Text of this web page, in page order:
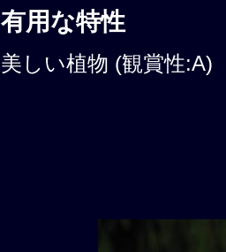
有用な特性
美しい植物 (観賞性:A)